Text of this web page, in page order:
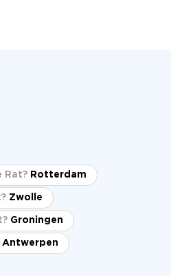
Rat? Rotterdam
Zwolle
Groningen
Antwerpen